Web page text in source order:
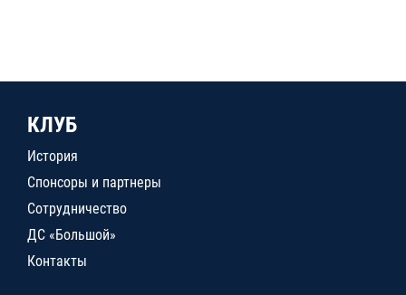
КЛУБ
История
Спонсоры и партнеры
Сотрудничество
ДС «Большой»
Контакты